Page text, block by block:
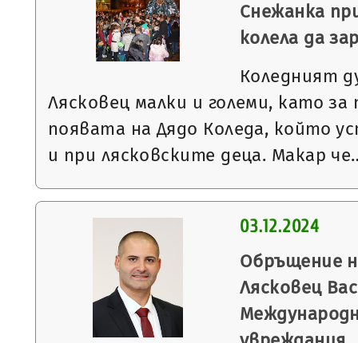
Снежанка
колела да
Коледният
Лясковец малки и големи, като
появата на Дядо Коледа, който
и при лясковските деца. Макар
03.12.2024
Обръщение
Лясковец